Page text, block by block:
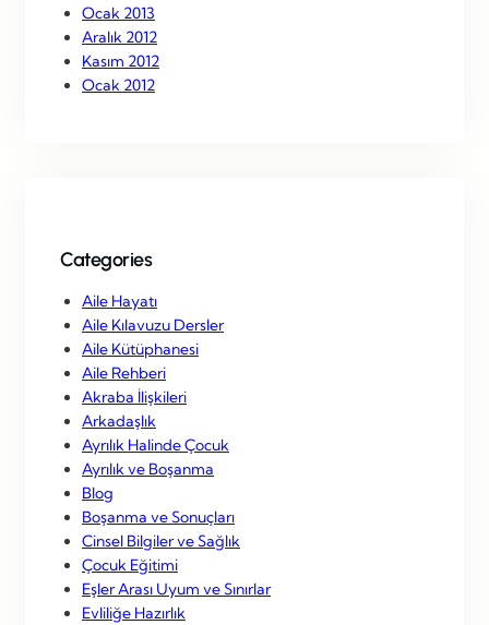
Ocak 2013
Aralık 2012
Kasım 2012
Ocak 2012
Categories
Aile Hayatı
Aile Kılavuzu Dersler
Aile Kütüphanesi
Aile Rehberi
Akraba İlişkileri
Arkadaşlık
Ayrılık Halinde Çocuk
Ayrılık ve Boşanma
Blog
Boşanma ve Sonuçları
Cinsel Bilgiler ve Sağlık
Çocuk Eğitimi
Eşler Arası Uyum ve Sınırlar
Evliliğe Hazırlık